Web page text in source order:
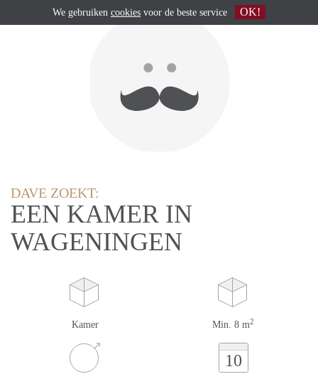
DAVE ZOEKT:
EEN KAMER IN
WAGENINGEN
Kamer Min. 8 m2
10
We gebruiken cookies voor de beste service OK!